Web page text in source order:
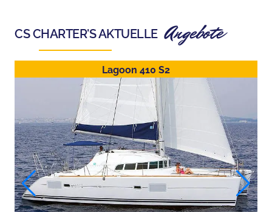
CS CHARTER'S AKTUELLE Angebote
Lagoon 410 S2